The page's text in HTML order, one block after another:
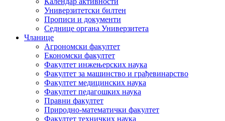
Универзитетски билтен
Прописи и документи
Седнице органа Универзитета
Чланице
Агрономски факултет
Економски факултет
Факултет инжењерских наука
Факултет за машинство и грађевинарство
Факултет медицинских наука
Факултет педагошких наука
Правни факултет
Природно-математички факултет
Факултет техничких наука